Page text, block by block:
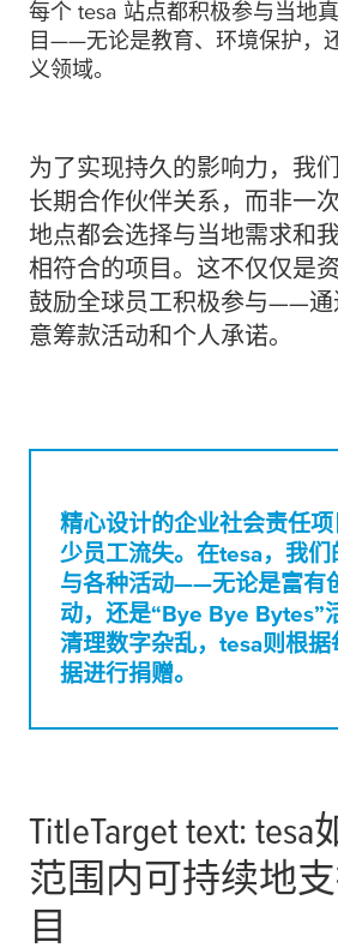
每个 tesa 站点都积极参与当地
目——无论是教育、环境保护，
义领域。
为了实现持久的影响力，我
长期合作伙伴关系，而非一
地点都会选择与当地需求和
相符合的项目。这不仅仅是
鼓励全球员工积极参与——通
意筹款活动和个人承诺。
精心设计的企业社会责任
少员工流失。在tesa，我
与各种活动——无论是富有
动，还是“Bye Bye Bytes”
清理数字杂乱， tesa则根据
据进行捐赠。
TitleTarget text: tesa
范围内可持续地
目